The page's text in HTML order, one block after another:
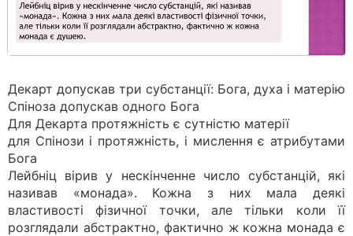
Декарт допускав три субстанції: Бога, духа і матерію
Спіноза допускав одного Бога
Для Декарта протяжність є сутністю матерії
для Спінози і протяжність, і мислення є атрибутами
Бога
Лейбніц вірив у нескінченне число субстанцій, які
називав «монада». Кожна з них мала деякі
властивості фізичної точки, але тільки коли її
розглядали абстрактно, фактично ж кожна монада є